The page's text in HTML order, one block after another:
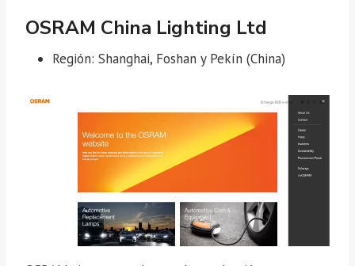
OSRAM China Lighting Ltd
Región: Shanghai, Foshan y Pekín (China)